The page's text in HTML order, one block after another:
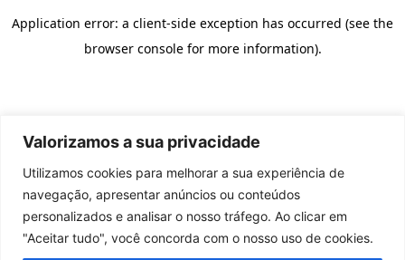
Valorizamos a sua privacidade
Utilizamos cookies para melhorar a sua experiência de
navegação, apresentar anúncios ou conteúdos
personalizados e analisar o nosso tráfego. Ao clicar em
"Aceitar tudo", você concorda com o nosso uso de cookies.